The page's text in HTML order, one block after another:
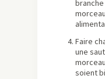
Faire
une
soient